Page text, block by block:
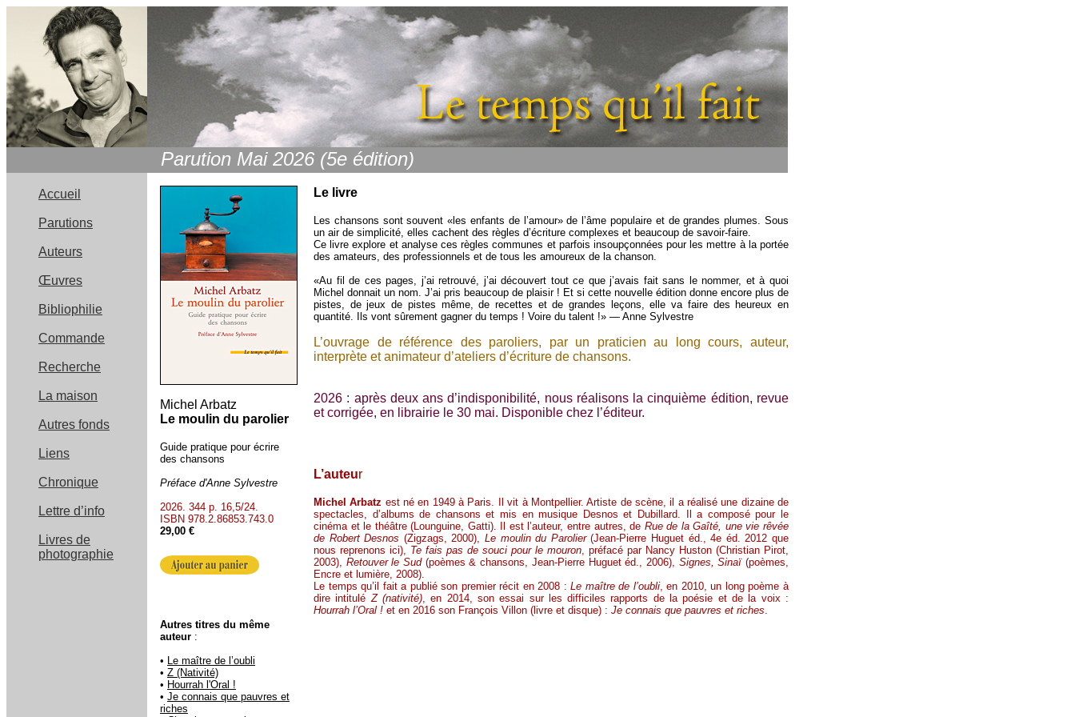
Parution Mai 2026 (5e édition)
Accueil
Parutions
Auteurs
Œuvres
Bibliophilie
Commande
Recherche
La maison
Autres fonds
Liens
Chronique
Lettre d’info
Livres de
photographie
Michel Arbatz
Le moulin du parolier
Guide pratique pour écrire
des chansons
Préface d'Anne Sylvestre
2026. 344 p. 16,5/24.
ISBN 978.2.86853.743.0
29,00 €
Le livre
Les chansons sont souvent «les enfants de l’amour» de l’âme populaire et de grandes plumes. Sous
un air de simplicité, elles cachent des règles d’écriture complexes et beaucoup de savoir-faire.
Ce livre explore et analyse ces règles communes et parfois insoupçonnées pour les mettre à la portée
des amateurs, des professionnels et de tous les amoureux de la chanson.
«Au fil de ces pages, j’ai retrouvé, j’ai découvert tout ce que j’avais fait sans le nommer, et à quoi
Michel donnait un nom. J’ai pris beaucoup de plaisir ! Et si cette nouvelle édition donne encore plus de
pistes, de jeux de pistes même, de recettes et de grandes leçons, elle va faire des heureux en
quantité. Ils vont sûrement gagner du temps ! Voire du talent !» — Anne Sylvestre
L’ouvrage de référence des paroliers, par un praticien au long cours, auteur,
interprète et animateur d’ateliers d’écriture de chansons.
2026 : après deux ans d’indisponibilité, nous réalisons la cinquième édition, revue
et corrigée, en librairie le 30 mai. Disponible chez l’éditeur.
L’auteur
Michel Arbatz est né en 1949 à Paris. Il vit à Montpellier. Artiste de scène, il a réalisé une dizaine de
spectacles, d’albums de chansons et mis en musique Desnos et Dubillard. Il a composé pour le
cinéma et le théâtre (Lounguine, Gatti). Il est l’auteur, entre autres, de Rue de la Gaîté, une vie rêvée
de Robert Desnos (Zigzags, 2000),Le moulin du Parolier(Jean-Pierre Huguet éd., 4e éd. 2012 que
nous reprenons ici), Te fais pas de souci pour le mouron, préfacé par Nancy Huston (Christian Pirot,
2003), Retouver le Sud(poèmes & chansons, Jean-Pierre Huguet éd., 2006), Signes, Sinaï(poèmes,
Encre et lumière, 2008).
Le temps qu’il fait a publié son premier récit en 2008 :Le maître de l’oubli, en 2010, un long poème à
dire intituléZ (nativité), en 2014, son essai sur les difficiles rapports de la poésie et de la voix :
Hourrah l’Oral ! et en 2016 son François Villon (livre et disque) : Je connais que pauvres et riches.
Autres titres du même
auteur :
• Le maître de l’oubli
• Z (Nativité)
• Hourrah l'Oral !
• Je connais que pauvres et
riches